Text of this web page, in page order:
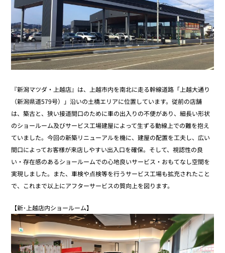
『新潟マツダ・上越店』は、上越市内を南北に走る幹線道路「上越大通り
（新潟県道579号）」沿いの土橋エリアに位置しています。従前の店舗
は、築古と、狭い接道間口のために車の出入りの不便があり、細長い形状
のショールーム及びサービス工場建屋によって生ずる動線上での難を抱え
ていました。今回の新築リニューアルを機に、建屋の配置を工夫し、広い
間口によってお客様が来店しやすい出入口を確保。そして、視認性の良
い・存在感のあるショールームでの心地良いサービス・おもてなし空間を
実現しました。また、車検や点検等を行うサービス工場も拡充されたこと
で、これまで以上にアフターサービスの質向上を図ります。
【新･上越店内ショールーム】